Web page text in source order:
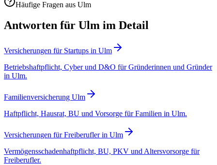
Häufige Fragen aus Ulm
Antworten für Ulm im Detail
Versicherungen für Startups in Ulm
Betriebshaftpflicht, Cyber und D&O für Gründerinnen und Gründer
in Ulm.
Familienversicherung Ulm
Haftpflicht, Hausrat, BU und Vorsorge für Familien in Ulm.
Versicherungen für Freiberufler in Ulm
Vermögensschadenhaftpflicht, BU, PKV und Altersvorsorge für
Freiberufler.